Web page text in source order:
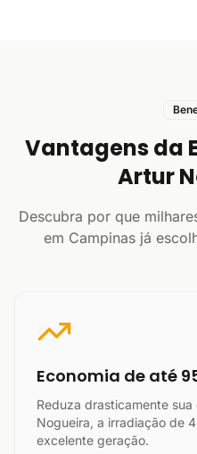
Vantagens da
Artur
Descubra por que
em Campinas já
Economia de até
Reduza drasticamente
Nogueira, a irradiação de
excelente geração.